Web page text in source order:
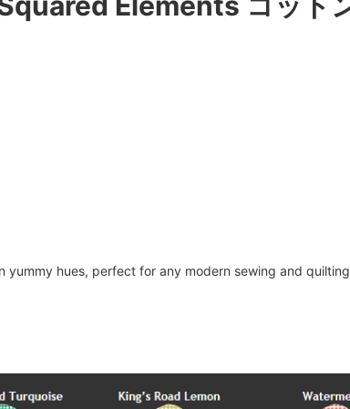
yummy hues, perfect for any modern sewing and